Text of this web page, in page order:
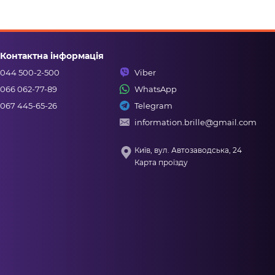
Контактна інформація
044 500-2-500
066 062-77-89
067 445-65-26
Viber
WhatsApp
Telegram
information.brille@gmail.com
Київ, вул. Автозаводська, 24
Карта проїзду